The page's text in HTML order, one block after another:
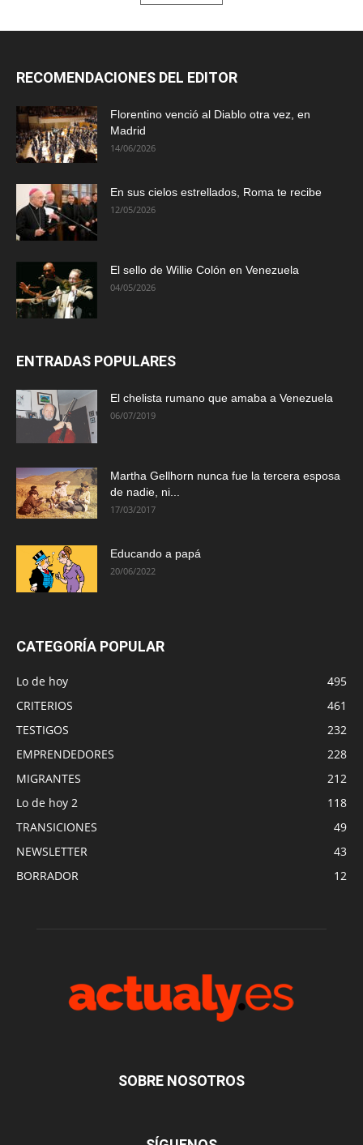
RECOMENDACIONES DEL EDITOR
Florentino venció al Diablo otra vez, en
Madrid
14/06/2026
En sus cielos estrellados, Roma te recibe
12/05/2026
El sello de Willie Colón en Venezuela
04/05/2026
ENTRADAS POPULARES
El chelista rumano que amaba a Venezuela
06/07/2019
Martha Gellhorn nunca fue la tercera esposa
de nadie, ni...
17/03/2017
Educando a papá
20/06/2022
CATEGORÍA POPULAR
Lo de hoy
495
CRITERIOS
461
TESTIGOS
232
EMPRENDEDORES
228
MIGRANTES
212
Lo de hoy 2
118
TRANSICIONES
49
NEWSLETTER
43
BORRADOR
12
SOBRE NOSOTROS